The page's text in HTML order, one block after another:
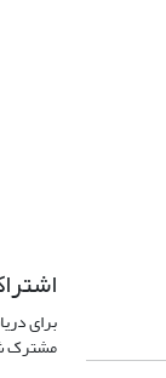
برای
مشترک